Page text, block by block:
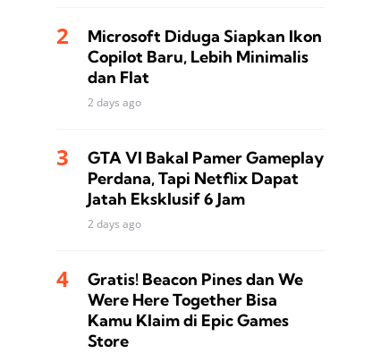
Microsoft Diduga Siapkan Ikon
Copilot Baru, Lebih Minimalis
dan Flat
2 days ago
GTA VI Bakal Pamer Gameplay
Perdana, Tapi Netflix Dapat
Jatah Eksklusif 6 Jam
2 days ago
Gratis! Beacon Pines dan We
Were Here Together Bisa
Kamu Klaim di Epic Games
Store